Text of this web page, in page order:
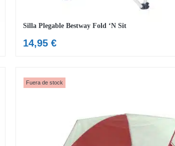
Silla Plegable Bestway Fold ‘N Sit
14,95 €
Fuera de stock